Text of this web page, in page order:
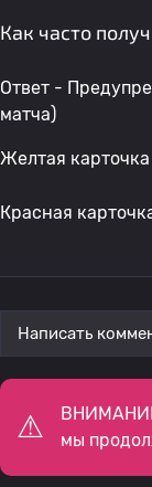
Как часто
Ответ -
матча)
Желтая
Красная
Написать
мы